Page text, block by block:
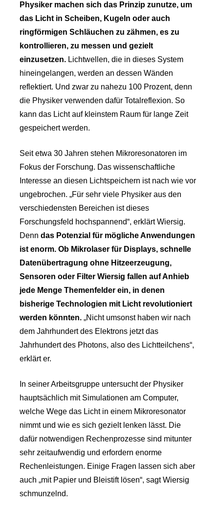
Physiker machen sich das Prinzip zunutze, um
das Licht in Scheiben, Kugeln oder auch
ringförmigen Schläuchen zu zähmen, es zu
kontrollieren, zu messen und gezielt
einzusetzen. Lichtwellen, die in dieses System
hineingelangen, werden an dessen Wänden
reflektiert. Und zwar zu nahezu 100 Prozent, denn
die Physiker verwenden dafür Totalreflexion. So
kann das Licht auf kleinstem Raum für lange Zeit
gespeichert werden.
Seit etwa 30 Jahren stehen Mikroresonatoren im
Fokus der Forschung. Das wissenschaftliche
Interesse an diesen Lichtspeichern ist nach wie vor
ungebrochen. „Für sehr viele Physiker aus den
verschiedensten Bereichen ist dieses
Forschungsfeld hochspannend“, erklärt Wiersig.
Denn das Potenzial für mögliche Anwendungen
ist enorm. Ob Mikrolaser für Displays, schnelle
Datenübertragung ohne Hitzeerzeugung,
Sensoren oder Filter Wiersig fallen auf Anhieb
jede Menge Themenfelder ein, in denen
bisherige Technologien mit Licht revolutioniert
werden könnten. „Nicht umsonst haben wir nach
dem Jahrhundert des Elektrons jetzt das
Jahrhundert des Photons, also des Lichtteilchens“,
erklärt er.
In seiner Arbeitsgruppe untersucht der Physiker
hauptsächlich mit Simulationen am Computer,
welche Wege das Licht in einem Mikroresonator
nimmt und wie es sich gezielt lenken lässt. Die
dafür notwendigen Rechenprozesse sind mitunter
sehr zeitaufwendig und erfordern enorme
Rechenleistungen. Einige Fragen lassen sich aber
auch „mit Papier und Bleistift lösen“, sagt Wiersig
schmunzelnd.